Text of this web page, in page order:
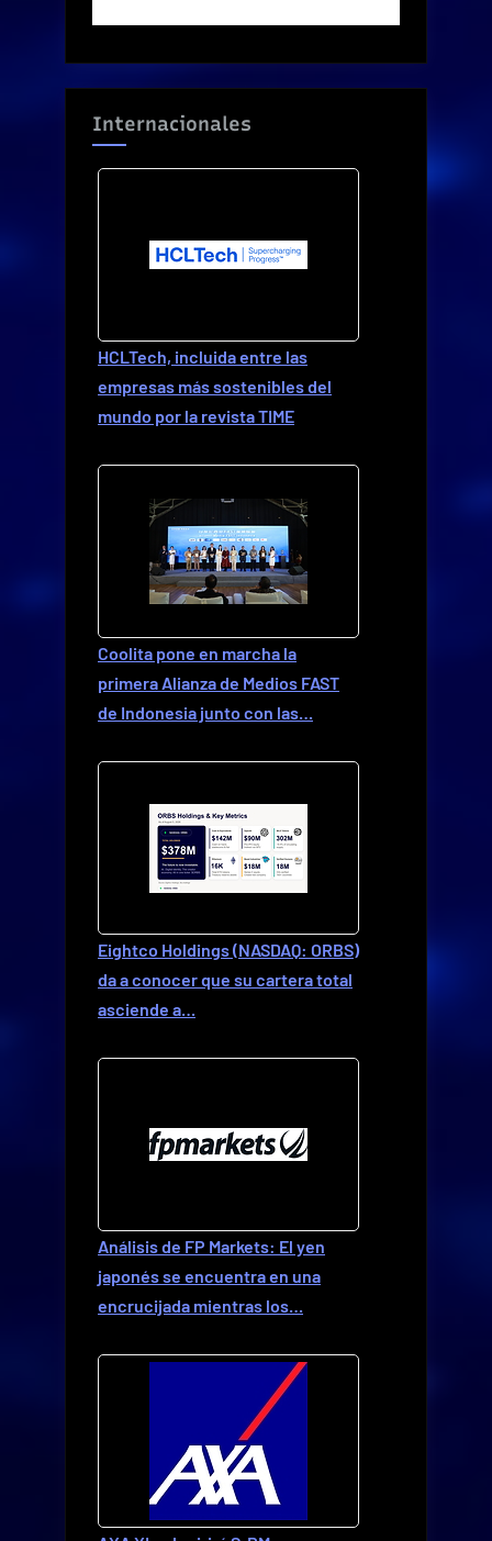
Internacionales
HCLTech, incluida entre las
empresas más sostenibles del
mundo por la revista TIME
Coolita pone en marcha la
primera Alianza de Medios FAST
de Indonesia junto con las…
Eightco Holdings (NASDAQ: ORBS)
da a conocer que su cartera total
asciende a…
Análisis de FP Markets: El yen
japonés se encuentra en una
encrucijada mientras los…